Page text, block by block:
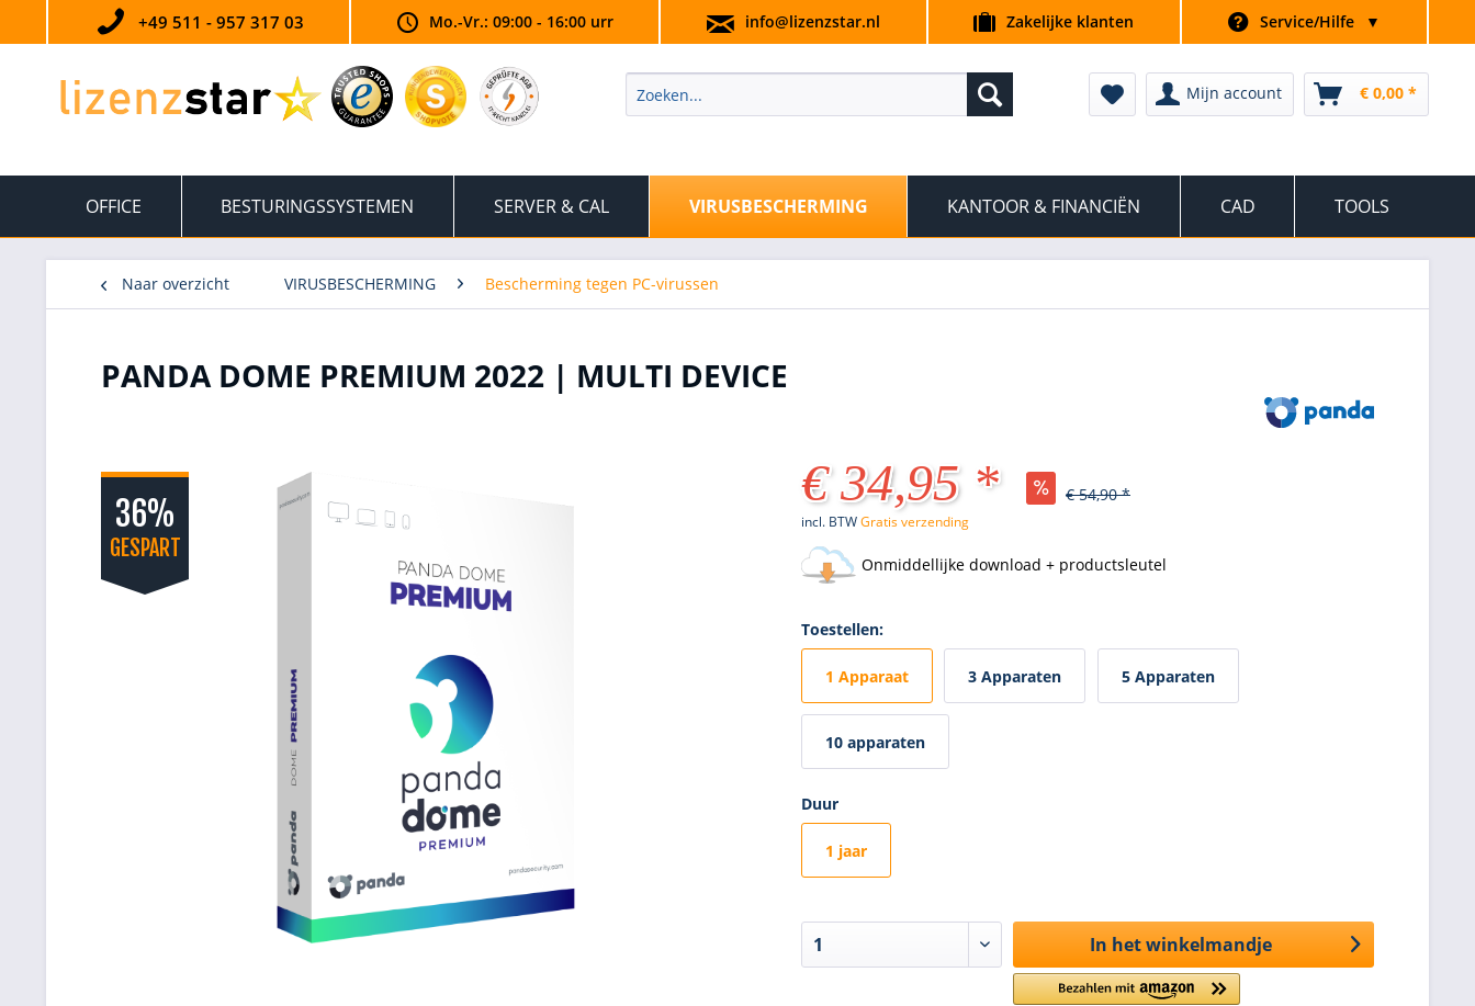
+49 511 - 957 317 03 Mo.-Vr.: 09:00 - 16:00 urr info@lizenzstar.nl Zakelijke klanten Service/Hilfe ▼
Mijn account € 0,00 *
OFFICE BESTURINGSSYSTEMEN SERVER & CAL VIRUSBESCHERMING KANTOOR & FINANCIËN CAD TOOLS
Naar overzicht VIRUSBESCHERMING Bescherming tegen PC-virussen
PANDA DOME PREMIUM 2022 | MULTI DEVICE
36%
GESPART
€ 34,95 * € 54,90 *
incl. BTWGratis verzending
Onmiddellijke download + productsleutel
Toestellen:
1 Apparaat 3 Apparaten 5 Apparaten
10 apparaten
Duur
1 jaar
In het winkelmandje